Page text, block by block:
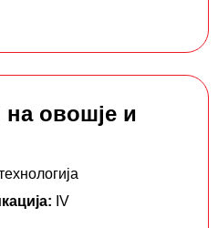
на овошје и
IV